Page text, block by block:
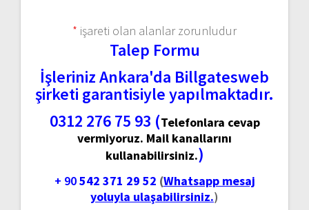
* işareti olan alanlar zorunludur
Talep Formu
İşleriniz Ankara'da Billgatesweb
şirketi garantisiyle yapılmaktadır.
0312 276 75 93 (Telefonlara cevap
vermiyoruz. Mail kanallarını
kullanabilirsiniz.)
+ 90542 371 29 52 (Whatsapp mesaj
yoluyla ulaşabilirsiniz.)